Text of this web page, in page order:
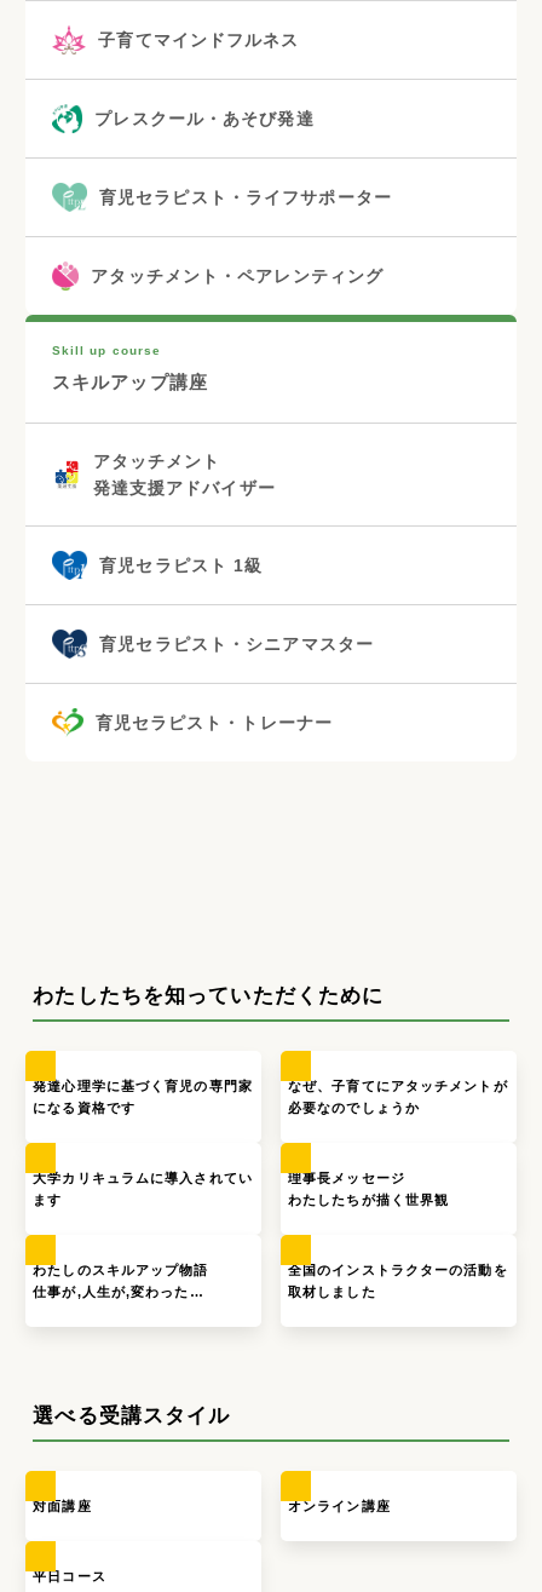
子育てマインドフルネス
プレスクール・あそび発達
育児セラピスト・ライフサポーター
アタッチメント・ペアレンティング
Skill up course
スキルアップ講座
アタッチメント
発達支援アドバイザー
育児セラピスト 1級
育児セラピスト・シニアマスター
育児セラピスト・トレーナー
わたしたちを知っていただくために
発達心理学に基づく育児の専門家
になる資格です
なぜ、子育てにアタッチメントが
必要なのでしょうか
大学カリキュラムに導入されてい
ます
理事長メッセージ
わたしたちが描く世界観
わたしのスキルアップ物語
仕事が,人生が,変わった…
全国のインストラクターの活動を
取材しました
選べる受講スタイル
対面講座 オンライン講座
平日コース